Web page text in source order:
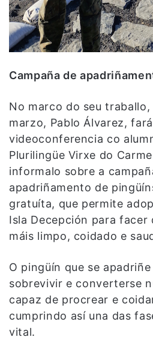
Campaña de
No marco do seu
marzo, Pablo Álvarez,
videoconferencia co
Plurilingüe Virxe do
informalo sobre a
apadriñamento de
gratuíta, que permite
Isla Decepción para facer
máis limpo, coidado e
O pingüín que se
sobrevivir e converterse
capaz de procrear e
cumprindo así una das
vital.